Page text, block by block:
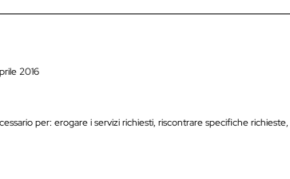
2016
per: erogare i servizi richiesti, riscontrare specifiche